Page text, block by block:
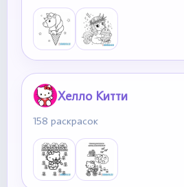
Хелло Китти
158 раскрасок